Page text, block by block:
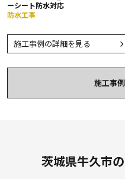
ーシート防水対応
防水工事
施工事例の詳細を見る
施工事
茨城県牛久市の